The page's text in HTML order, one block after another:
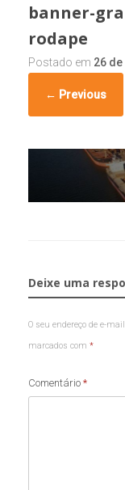
banner-
rodape
Postado em 26
← Previous
Deixe uma
O seu endereço de e-
marcados com *
Comentário *